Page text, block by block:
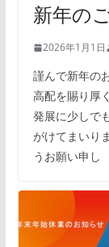
新年の
2026年1月1日
謹んで新年の
高配を賜り厚
発展に少しで
がけてまいり
うお願い申し